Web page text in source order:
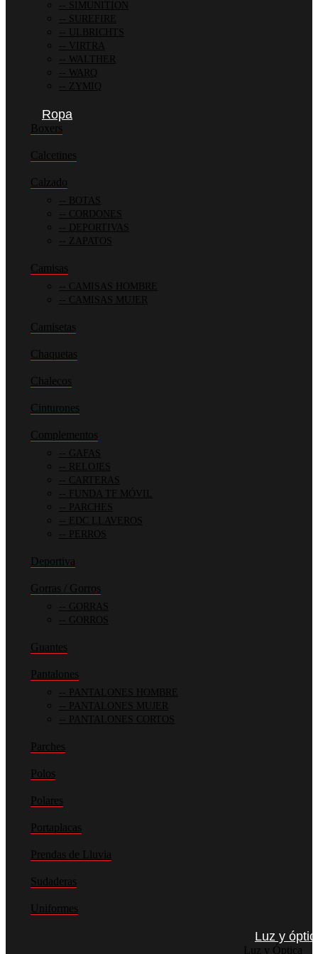
SIMUNITION
SUREFIRE
ULBRICHTS
VIRTRA
WALTHER
WARQ
ZYMIQ
Ropa
Boxers
Calcetines
Calzado
BOTAS
CORDONES
DEPORTIVAS
ZAPATOS
Camisas
CAMISAS HOMBRE
CAMISAS MUJER
Camisetas
Chaquetas
Chalecos
Cinturones
Complementos
GAFAS
RELOJES
CARTERAS
FUNDA TF MÓVIL
PARCHES
EDC LLAVEROS
PERROS
Deportiva
Gorras / Gorros
GORRAS
GORROS
Guantes
Pantalones
PANTALONES HOMBRE
PANTALONES MUJER
PANTALONES CORTOS
Parches
Polos
Polares
Portaplacas
Prendas de Lluvia
Sudaderas
Uniformes
Luz y
Luz y Óptica